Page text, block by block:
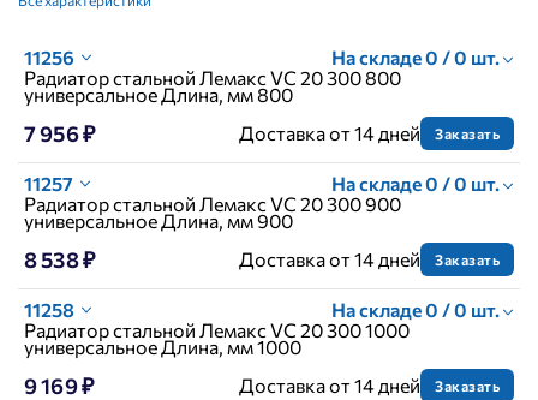
11256
На складе 0 / 0 шт.
Радиатор стальной Лемакс VC 20 300 800
универсальное Длина, мм 800
7 956 ₽ Доставка от 14 дней Заказать
11257
На складе 0 / 0 шт.
Радиатор стальной Лемакс VC 20 300 900
универсальное Длина, мм 900
8 538 ₽ Доставка от 14 дней Заказать
11258
На складе 0 / 0 шт.
Радиатор стальной Лемакс VC 20 300 1000
универсальное Длина, мм 1000
9 169 ₽ Доставка от 14 дней Заказать